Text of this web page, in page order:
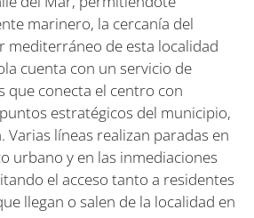
marinero, la cercanía del
mediterráneo de esta localidad
cuenta con un servicio de
que conecta el centro con
estratégicos del municipio,
Varias líneas realizan paradas en
urbano y en las inmediaciones
el acceso tanto a residentes
llegan o salen de la localidad en